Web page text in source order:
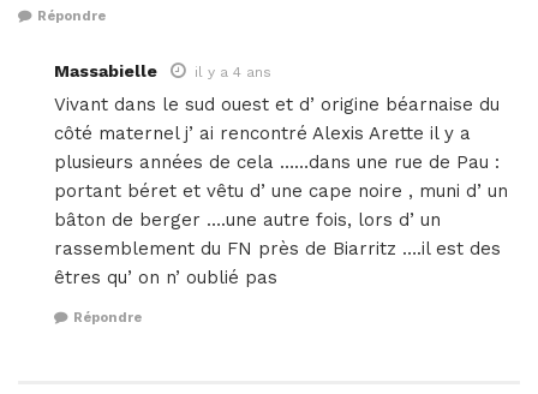
Répondre
Massabielle il y a 4 ans
Vivant dans le sud ouest et d’ origine béarnaise du
côté maternel j’ ai rencontré Alexis Arette il y a
plusieurs années de cela ……dans une rue de Pau :
portant béret et vêtu d’ une cape noire , muni d’ un
bâton de berger ….une autre fois, lors d’ un
rassemblement du FN près de Biarritz ….il est des
êtres qu’ on n’ oublié pas
Répondre